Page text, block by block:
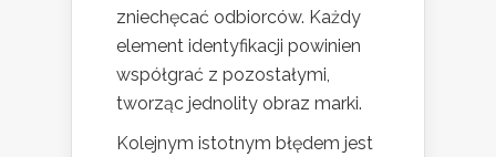
zniechęcać odbiorców. Każdy
element identyfikacji powinien
współgrać z pozostałymi,
tworząc jednolity obraz marki.
Kolejnym istotnym błędem jest